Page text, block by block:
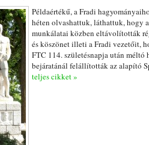
Példaértékű, a Fradi
héten olvashattuk, láthattuk, hogy
munkálatai közben eltávolították
és köszönet illeti a Fradi vezetőit,
FTC 114. születésnapja után
bejáratánál felállították az alapító
teljes cikket »